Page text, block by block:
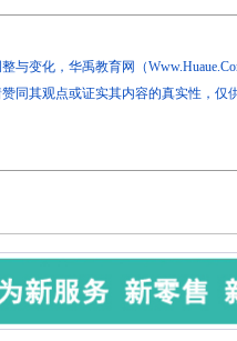
与变化，华禹教育网（
同其观点或证实其内容的真实性，仅